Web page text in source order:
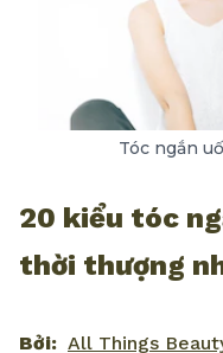
Tóc ngắn
20 kiểu tóc
thời thượng
Bởi: All Things